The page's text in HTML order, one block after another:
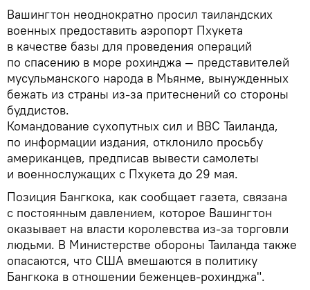
Вашингтон неоднократно просил таиландских
военных предоставить аэропорт Пхукета
в качестве базы для проведения операций
по спасению в море рохинджа — представителей
мусульманского народа в Мьянме, вынужденных
бежать из страны из-за притеснений со стороны
буддистов.
Командование сухопутных сил и ВВС Таиланда,
по информации издания, отклонило просьбу
американцев, предписав вывести самолеты
и военнослужащих с Пхукета до 29 мая.
Позиция Бангкока, как сообщает газета, связана
с постоянным давлением, которое Вашингтон
оказывает на власти королевства из-за торговли
людьми. В Министерстве обороны Таиланда также
опасаются, что США вмешаются в политику
Бангкока в отношении беженцев-рохинджа".